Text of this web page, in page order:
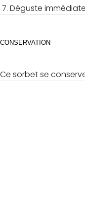
Déguste
CONSERVATION
Ce sorbet se